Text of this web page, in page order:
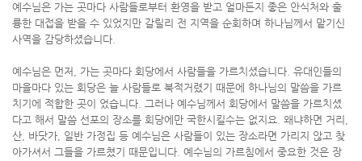
예수님은 가는 곳마다 사람들로부터 환영을 받고 얼마든지 좋은 안식처와 훌
륭한 대접을 받을 수 있었지만 갈릴리 전 지역을 순회하며 하나님께서 맡기신
사역을 감당하셨습니다.
예수님은 먼저, 가는 곳마다 회당에서 사람들을 가르치셨습니다. 유대인들의
마을마다 있는 회당은 늘 사람들로 북적거렸기 때문에 하나님의 말씀을 가르
치기에 적합한 곳이 었습니다. 그러나 예수님께서 회당에서 말씀을 가르치셨
다고 해서 말씀 선포의 장소를 회당에만 국한시킬수는 없지요. 왜냐하면 거리,
산, 바닷가, 일반 가정집 등 예수님은 사람들이 있는 장소라면 가리지 않고 찾
아가셔서 그들을 가르쳤기 때문입니다. 예수님의 가르침에서 중요한 것은 장